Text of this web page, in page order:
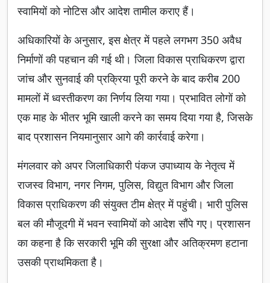
स्वामियों को नोटिस और आदेश तामील कराए हैं।
अधिकारियों के अनुसार, इस क्षेत्र में पहले लगभग 350 अवैध
निर्माणों की पहचान की गई थी। जिला विकास प्राधिकरण द्वारा
जांच और सुनवाई की प्रक्रिया पूरी करने के बाद करीब 200
मामलों में ध्वस्तीकरण का निर्णय लिया गया। प्रभावित लोगों को
एक माह के भीतर भूमि खाली करने का समय दिया गया है, जिसके
बाद प्रशासन नियमानुसार आगे की कार्रवाई करेगा।
मंगलवार को अपर जिलाधिकारी पंकज उपाध्याय के नेतृत्व में
राजस्व विभाग, नगर निगम, पुलिस, विद्युत विभाग और जिला
विकास प्राधिकरण की संयुक्त टीम क्षेत्र में पहुंची। भारी पुलिस
बल की मौजूदगी में भवन स्वामियों को आदेश सौंपे गए। प्रशासन
का कहना है कि सरकारी भूमि की सुरक्षा और अतिक्रमण हटाना
उसकी प्राथमिकता है।